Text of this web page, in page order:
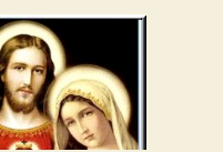
curar, deixe nossa
com Seu divino manto.
feridas, Creia! Adriana-
Drogas (São Miguel
de Teu Filho Jesus,